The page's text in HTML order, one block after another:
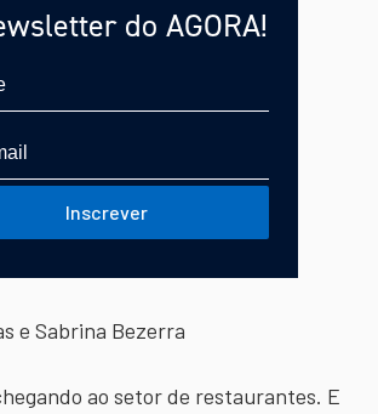
do AGORA!
Inscrever
e Sabrina Bezerra
ao setor de restaurantes. E